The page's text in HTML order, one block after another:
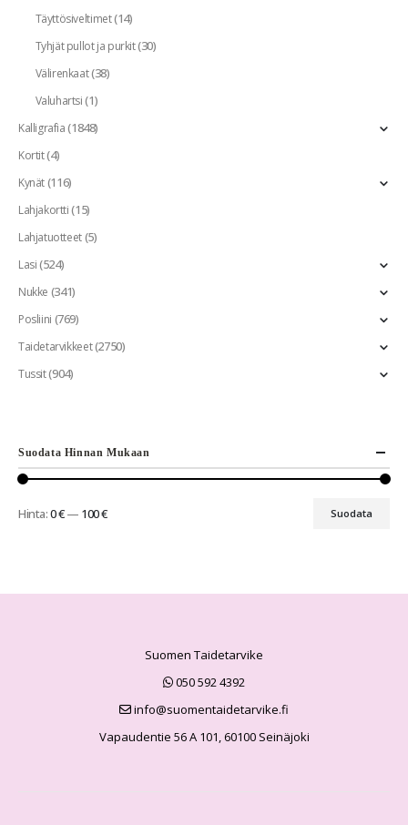
Täyttösiveltimet(14)
Tyhjät pullot ja purkit(30)
Välirenkaat(38)
Valuhartsi(1)
Kalligrafia(1848)
Kortit(4)
Kynät(116)
Lahjakortti(15)
Lahjatuotteet(5)
Lasi(524)
Nukke (341)
Posliini (769)
Taidetarvikkeet(2750)
Tussit(904)
Suodata Hinnan Mukaan
Suodata
Hinta:0 €— 100 €
Suomen Taidetarvike
050 592 4392
info@suomentaidetarvike.fi
Vapaudentie 56 A 101, 60100 Seinäjoki